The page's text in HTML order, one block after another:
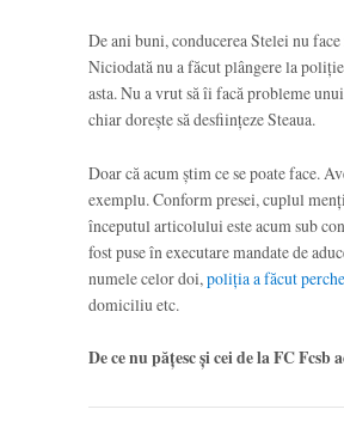
De ani buni, conducerea Stelei nu
Niciodată nu a făcut plângere la
asta. Nu a vrut să îi facă probleme
chiar dorește să desființeze Steaua.
Doar că acum știm ce se poate face.
exemplu. Conform presei, cuplul
începutul articolului este acum sub
fost puse în executare mandate de
numele celor doi, poliția a făcut
domiciliu etc.
De ce nu pățesc și cei de la FC Fcsb